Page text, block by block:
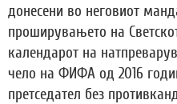
донесени во неговиот
проширувањето на
календарот на
чело на ФИФА од 2016
претседател без